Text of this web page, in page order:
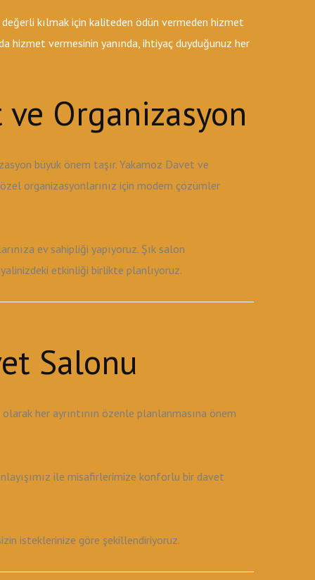
kılmak için kaliteden ödün vermeden hizmet
hizmet vermesinin yanında, ihtiyaç duyduğunuz her
Organizasyon
büyük önem taşır. Yakamoz Davet ve
organizasyonlarınız için modern çözümler
ev sahipliği yapıyoruz. Şık salon
etkinliği birlikte planlıyoruz.
Salonu
her ayrıntının özenle planlanmasına önem
ile misafirlerimize konforlu bir davet
isteklerinize göre şekillendiriyoruz.